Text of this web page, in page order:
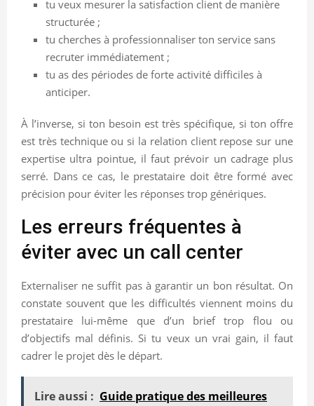
tu veux mesurer la satisfaction client de manière
structurée ;
tu cherches à professionnaliser ton service sans
recruter immédiatement ;
tu as des périodes de forte activité difficiles à
anticiper.
À l’inverse, si ton besoin est très spécifique, si ton offre
est très technique ou si la relation client repose sur une
expertise ultra pointue, il faut prévoir un cadrage plus
serré. Dans ce cas, le prestataire doit être formé avec
précision pour éviter les réponses trop génériques.
Les erreurs fréquentes à
éviter avec un call center
Externaliser ne suffit pas à garantir un bon résultat. On
constate souvent que les difficultés viennent moins du
prestataire lui-même que d’un brief trop flou ou
d’objectifs mal définis. Si tu veux un vrai gain, il faut
cadrer le projet dès le départ.
Lire aussi : Guide pratique des meilleures